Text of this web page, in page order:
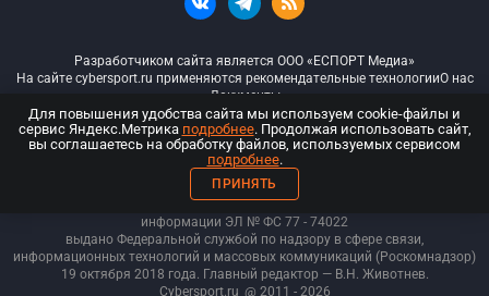
Разработчиком сайта является ООО «ЕСПОРТ Медиа»
На сайте cybersport.ru применяются рекомендательные технологииО нас
Документы
© ООО «Киберспорт.ру» — Все права защищены
18+
ООО «Киберспорт.ру». Свидетельство о регистрации средств массовой
информации ЭЛ № ФС 77 - 74022
выдано Федеральной службой по надзору в сфере связи,
информационных технологий и массовых коммуникаций (Роскомнадзор)
19 октября 2018 года. Главный редактор — В.Н. Животнев.
Cybersport.ru @ 2011 - 2026
Для повышения удобства сайта мы используем cookie-файлы и
сервис Яндекс.Метрика подробнее. Продолжая использовать сайт,
вы соглашаетесь на обработку файлов, используемых сервисом
подробнее.
ПРИНЯТЬ